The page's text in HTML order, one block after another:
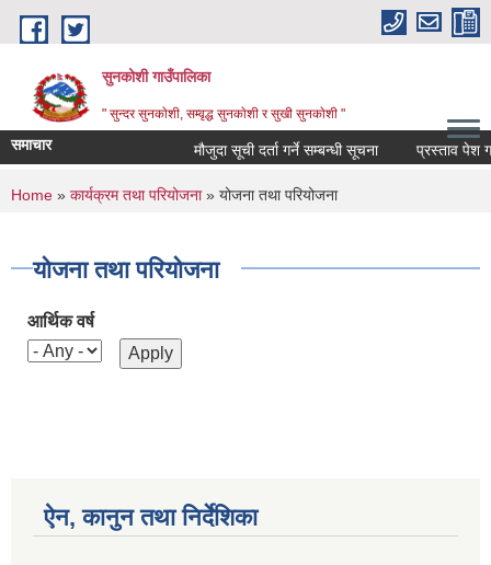
Skip to main content
सुनकोशी गाउँपालिका
" सुन्दर सुनकाेशी, सम्वृद्ध सुनकाेशी र सुखी सुनकाेशी "
समाचार मौजुदा सूची दर्ता गर्ने सम्बन्धी सूचना प्रस्ताव पेश गर्ने
You are here
Home » कार्यक्रम तथा परियोजना» योजना तथा परियोजना
योजना तथा परियोजना
आर्थिक वर्ष
ऐन, कानुन तथा निर्देशिका